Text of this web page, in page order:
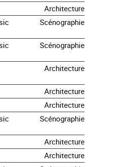
Architecture
Scénographie
Scénographie
Architecture
Architecture
Architecture
Scénographie
Architecture
Architecture